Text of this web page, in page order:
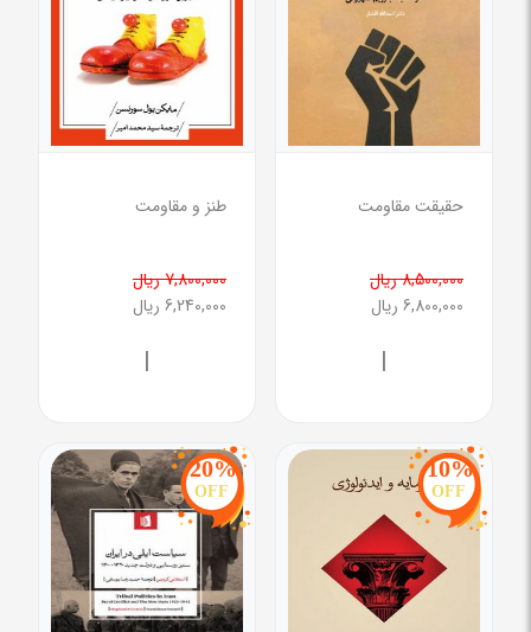
حقیقت مقاومت
8,500,000 ریال
6,800,000 ریال
|
طنز و مقاومت
7,800,000 ریال
6,240,000 ریال
|
10%
OFF
20%
OFF